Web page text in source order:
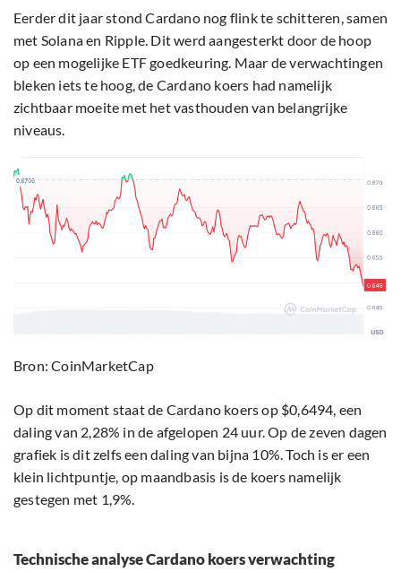
Eerder dit jaar stond Cardano nog flink te schitteren, samen
met Solana en Ripple. Dit werd aangesterkt door de hoop
op een mogelijke ETF goedkeuring. Maar de verwachtingen
bleken iets te hoog, de Cardano koers had namelijk
zichtbaar moeite met het vasthouden van belangrijke
niveaus.
Bron: CoinMarketCap
Op dit moment staat de Cardano koers op $0,6494, een
daling van 2,28% in de afgelopen 24 uur. Op de zeven dagen
grafiek is dit zelfs een daling van bijna 10%. Toch is er een
klein lichtpuntje, op maandbasis is de koers namelijk
gestegen met 1,9%.
Technische analyse Cardano koers verwachting